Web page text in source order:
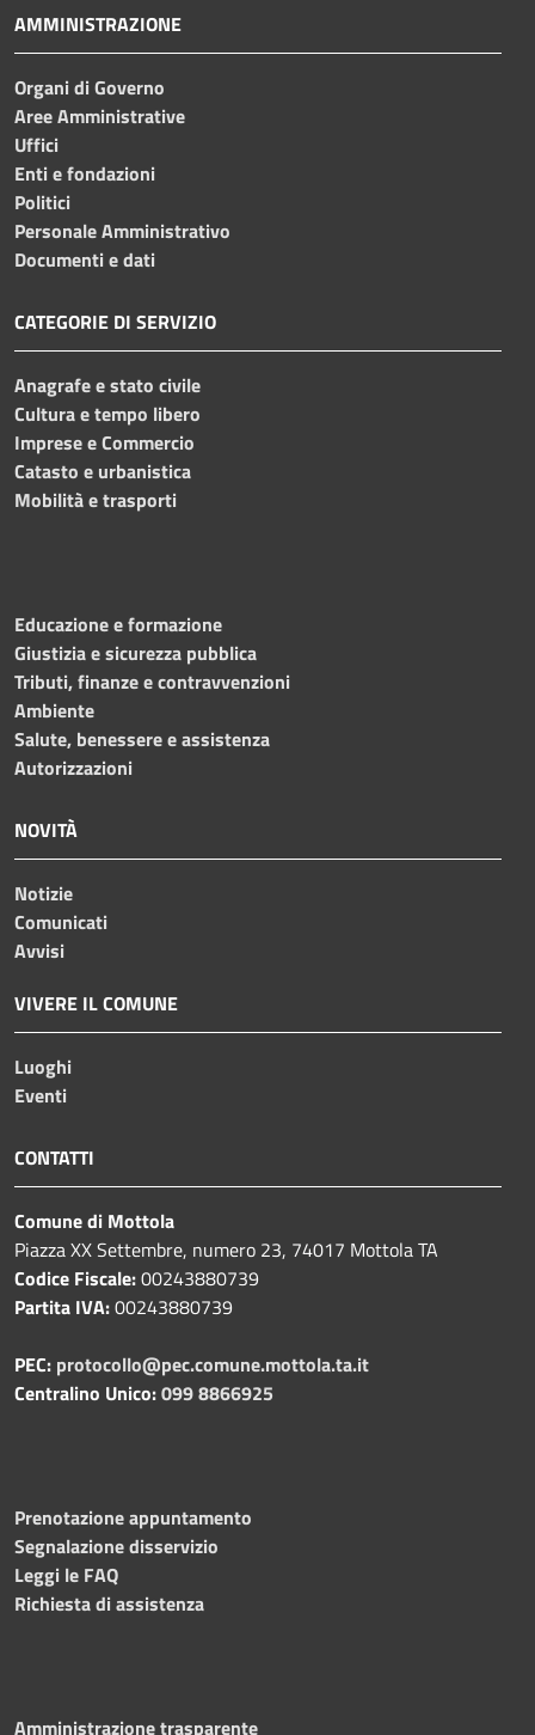
AMMINISTRAZIONE
Organi di Governo
Aree Amministrative
Uffici
Enti e fondazioni
Politici
Personale Amministrativo
Documenti e dati
CATEGORIE DI SERVIZIO
Anagrafe e stato civile
Cultura e tempo libero
Imprese e Commercio
Catasto e urbanistica
Mobilità e trasporti
Educazione e formazione
Giustizia e sicurezza pubblica
Tributi, finanze e contravvenzioni
Ambiente
Salute, benessere e assistenza
Autorizzazioni
NOVITÀ
Notizie
Comunicati
Avvisi
VIVERE IL COMUNE
Luoghi
Eventi
CONTATTI
Comune di Mottola
Piazza XX Settembre, numero 23, 74017 Mottola TA
Codice Fiscale:00243880739
Partita IVA:00243880739
PEC: protocollo@pec.comune.mottola.ta.it
Centralino Unico:099 8866925
Prenotazione appuntamento
Segnalazione disservizio
Leggi le FAQ
Richiesta di assistenza
Amministrazione trasparente